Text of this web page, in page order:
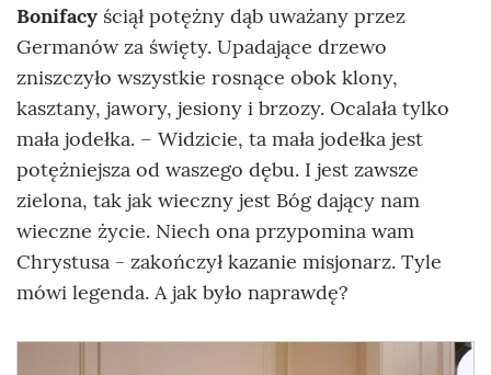
Bonifacy ściął potężny dąb uważany przez
Germanów za święty. Upadające drzewo
zniszczyło wszystkie rosnące obok klony,
kasztany, jawory, jesiony i brzozy. Ocalała tylko
mała jodełka. – Widzicie, ta mała jodełka jest
potężniejsza od waszego dębu. I jest zawsze
zielona, tak jak wieczny jest Bóg dający nam
wieczne życie. Niech ona przypomina wam
Chrystusa - zakończył kazanie misjonarz. Tyle
mówi legenda. A jak było naprawdę?